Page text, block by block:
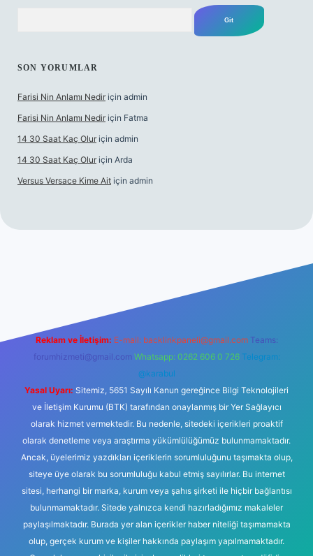
SON YORUMLAR
Farisi Nin Anlamı Nedir için admin
Farisi Nin Anlamı Nedir için Fatma
14 30 Saat Kaç Olur için admin
14 30 Saat Kaç Olur için Arda
Versus Versace Kime Ait için admin
Reklam ve İletişim: E-mail: backlinkpaneli@gmail.com Teams:
forumhizmeti@gmail.com Whatsapp: 0262 606 0 726 Telegram:
@karabul
Yasal Uyarı: Sitemiz, 5651 Sayılı Kanun gereğince Bilgi Teknolojileri
ve İletişim Kurumu (BTK) tarafından onaylanmış bir Yer Sağlayıcı
olarak hizmet vermektedir. Bu nedenle, sitedeki içerikleri proaktif
olarak denetleme veya araştırma yükümlülüğümüz bulunmamaktadır.
Ancak, üyelerimiz yazdıkları içeriklerin sorumluluğunu taşımakta olup,
siteye üye olarak bu sorumluluğu kabul etmiş sayılırlar. Bu internet
sitesi, herhangi bir marka, kurum veya şahıs şirketi ile hiçbir bağlantısı
bulunmamaktadır. Sitede yalnızca kendi hazırladığımız makaleler
paylaşılmaktadır. Burada yer alan içerikler haber niteliği taşımamakta
olup, gerçek kurum ve kişiler hakkında paylaşım yapılmamaktadır.